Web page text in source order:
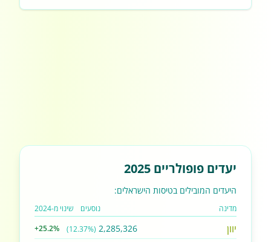
יעדים פופולריים 2025
היעדים המובילים בטיסות הישראלים:
מדינה נוסעים שינוי מ-2024
יוון 2,285,326
(12.37%)
+25.2%